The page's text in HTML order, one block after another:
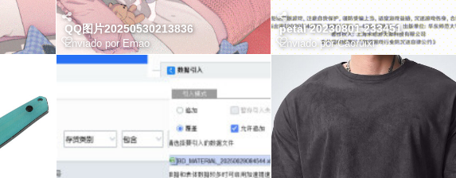
QQ图片20250530213836
Enviado por Emao
petal 20230801 233451
Enviado porCaoruixi